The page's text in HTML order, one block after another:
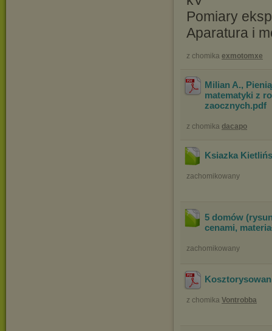
Pomiary
Aparatura i
z chomika exmotomxe
Milian A.,
matematyki z
zaocznych.pdf
z chomika dacapo
Ksiazka
zachomikowany
5 domów
cenami,
zachomikowany
z chomika Vontrobba